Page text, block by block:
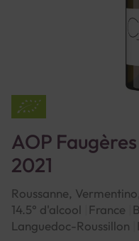
AOP
2021
Roussanne,
14.5° d'alcool
France
Languedoc-Roussillon